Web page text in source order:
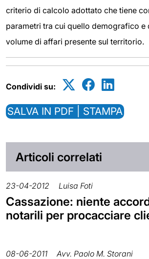
criterio di calcolo adottato che tiene
parametri tra cui quello demografico e
volume di affari presente sul territorio.
Condividi su:
SALVA IN PDF | STAMPA
Articoli correlati
23-04-2012 Luisa Foti
Cassazione: niente
notarili per procacciare
08-06-2011 Avv. Paolo M. Storani